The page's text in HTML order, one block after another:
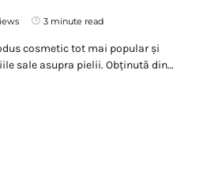
3 minute read
cosmetic tot mai popular și
sale asupra pielii. Obținută din…